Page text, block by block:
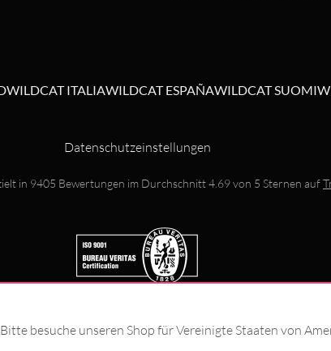
WILDCAT ITALIAWILDCAT ESPAÑAWILDCAT SUOMI
Datenschutzeinstellungen
in 9405 Bewertungen im Durchschnitt4.69von 5 Sternen auf
besuche unseren Shop für Vereinigte Staaten von